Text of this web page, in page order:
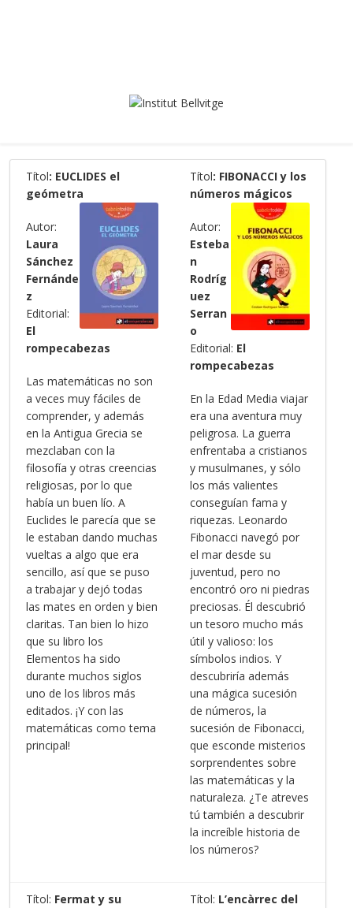
Títol: EUCLIDES el
geómetra
Autor:
Laura
Sánchez
Fernánde
z
Editorial:
El
rompecabezas
Las matemáticas no son
a veces muy fáciles de
comprender, y además
en la Antigua Grecia se
mezclaban con la
filosofía y otras creencias
religiosas, por lo que
había un buen lío. A
Euclides le parecía que se
le estaban dando muchas
vueltas a algo que era
sencillo, así que se puso
a trabajar y dejó todas
las mates en orden y bien
claritas. Tan bien lo hizo
que su libro los
Elementos ha sido
durante muchos siglos
uno de los libros más
editados. ¡Y con las
matemáticas como tema
principal!
Títol: FIBONACCI y los
números mágicos
Autor:
Esteba
n
Rodríg
uez
Serran
o
Editorial: El
rompecabezas
En la Edad Media viajar
era una aventura muy
peligrosa. La guerra
enfrentaba a cristianos
y musulmanes, y sólo
los más valientes
conseguían fama y
riquezas. Leonardo
Fibonacci navegó por
el mar desde su
juventud, pero no
encontró oro ni piedras
preciosas. Él descubrió
un tesoro mucho más
útil y valioso: los
símbolos indios. Y
descubriría además
una mágica sucesión
de números, la
sucesión de Fibonacci,
que esconde misterios
sorprendentes sobre
las matemáticas y la
naturaleza. ¿Te atreves
tú también a descubrir
la increíble historia de
los números?
Títol: Fermat y su
Títol: L’encàrrec del